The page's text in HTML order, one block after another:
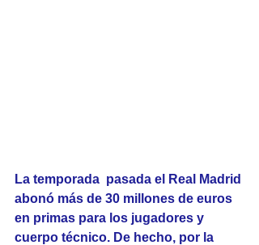
La temporada  pasada el Real Madrid
abonó más de 30 millones de euros
en primas para los jugadores y
cuerpo técnico. De hecho, por la